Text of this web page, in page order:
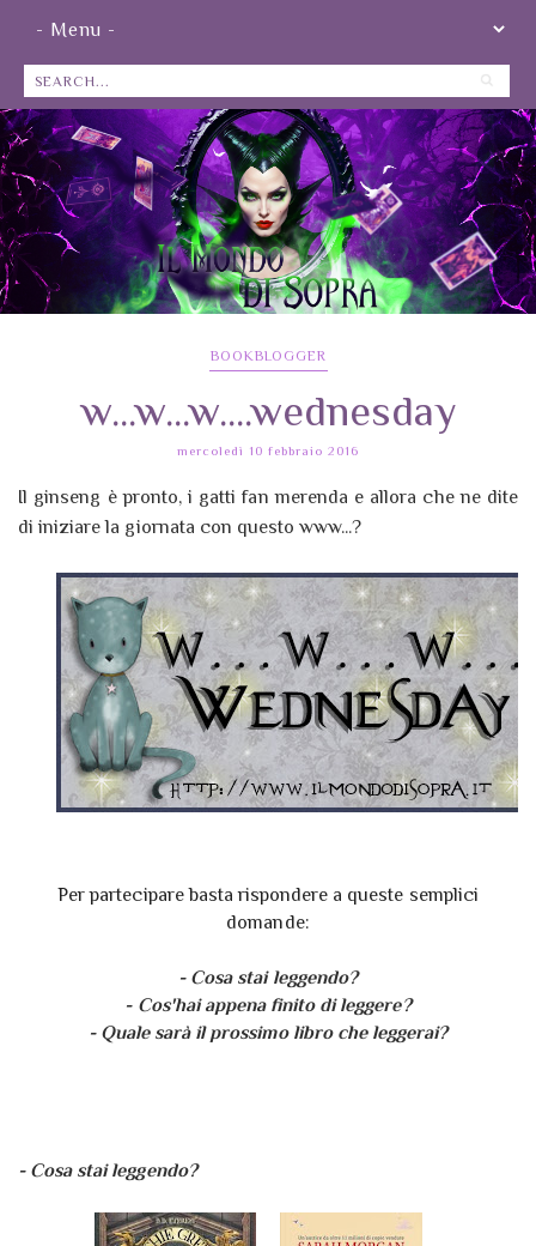
BOOKBLOGGER
w...w...w....wednesday
mercoledì 10 febbraio 2016
Il ginseng è pronto, i gatti fan merenda e allora che ne dite
di iniziare la giornata con questo www...?
Per partecipare basta rispondere a queste semplici
domande:
- Cosa stai leggendo?
- Cos'hai appena finito di leggere?
- Quale sarà il prossimo libro che leggerai?
- Cosa stai leggendo?